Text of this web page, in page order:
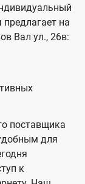
на
Вал ул., 26в:
поставщика
для
к